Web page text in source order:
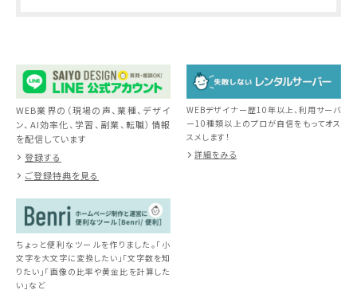
WEB業界の（現場の声、業種、デザイ
ン、AI効率化、学習、副業、転職）情報
を配信しています
登録する
ご登録特典を見る
WEBデザイナー歴10年以上、利用サーバ
ー10種類以上のプロが自信をもってオス
スメします！
詳細をみる
ちょっと便利なツールを作りました。「小
文字を大文字に変換したい」「文字数を知
りたい」「画像の比率や黄金比を計算した
い」など